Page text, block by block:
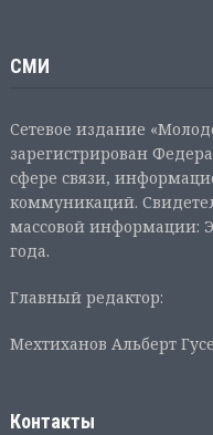
СМИ
Сетевое издание
зарегистрирован
сфере связи,
коммуникаций.
массовой информации:
года.
Главный редактор:
Мехтиханов Альберт
Контакты